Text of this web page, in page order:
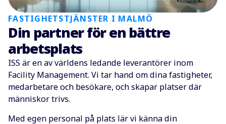
FASTIGHETSTJÄNSTER I MALMÖ
Din partner för en bättre
arbetsplats
ISS är en av världens ledande leverantörer inom
Facility Management. Vi tar hand om dina fastigheter,
medarbetare och besökare, och skapar platser där
människor trivs.
Med egen personal på plats lär vi känna din